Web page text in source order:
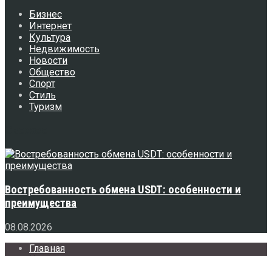
Бизнес
Интернет
Культура
Недвижимость
Новости
Общество
Спорт
Стиль
Туризм
Востребованность обмена USDT: особенности и
преимущества
08.08.2026
Главная